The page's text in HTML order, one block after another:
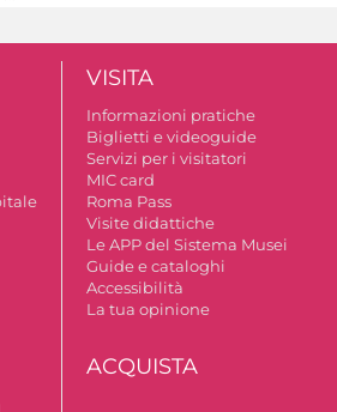
VISITA
Informazioni pratiche
Biglietti e videoguide
Servizi per i visitatori
MIC card
Roma Pass
Visite didattiche
Le APP del Sistema Musei
Guide e cataloghi
Accessibilità
La tua opinione
ACQUISTA